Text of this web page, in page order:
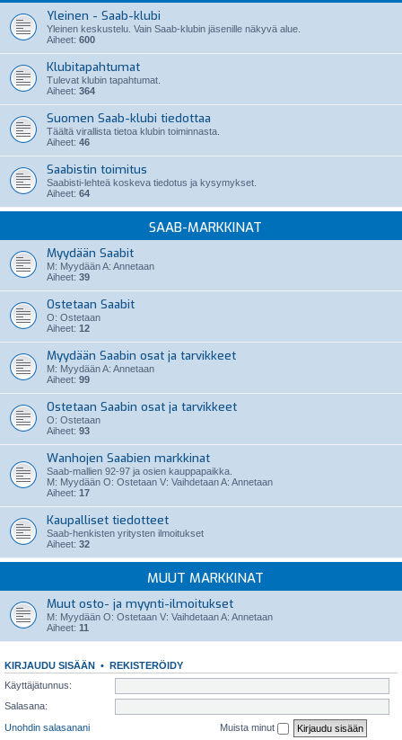
Yleinen - Saab-klubi
Yleinen keskustelu. Vain Saab-klubin jäsenille näkyvä alue.
Aiheet: 600
Klubitapahtumat
Tulevat klubin tapahtumat.
Aiheet: 364
Suomen Saab-klubi tiedottaa
Täältä virallista tietoa klubin toiminnasta.
Aiheet: 46
Saabistin toimitus
Saabisti-lehteä koskeva tiedotus ja kysymykset.
Aiheet: 64
SAAB-MARKKINAT
Myydään Saabit
M: Myydään A: Annetaan
Aiheet: 39
Ostetaan Saabit
O: Ostetaan
Aiheet: 12
Myydään Saabin osat ja tarvikkeet
M: Myydään A: Annetaan
Aiheet: 99
Ostetaan Saabin osat ja tarvikkeet
O: Ostetaan
Aiheet: 93
Wanhojen Saabien markkinat
Saab-mallien 92-97 ja osien kauppapaikka.
M: Myydään O: Ostetaan V: Vaihdetaan A: Annetaan
Aiheet: 17
Kaupalliset tiedotteet
Saab-henkisten yritysten ilmoitukset
Aiheet: 32
MUUT MARKKINAT
Muut osto- ja myynti-ilmoitukset
M: Myydään O: Ostetaan V: Vaihdetaan A: Annetaan
Aiheet: 11
KIRJAUDU SISÄÄN • REKISTERÖIDY
Käyttäjätunnus:
Salasana:
Unohdin salasanani
Muista minut